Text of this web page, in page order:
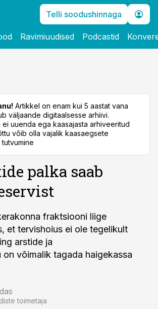
Telli soodushinnaga
Ravimiuudised Podcastid
Artikkel on enam kui 5 aastat vana
väljaande digitaalsesse arhiivi.
ei uuenda ega kaasajasta arhiveeritud
võib olla vajalik kaasaegsete
palka saab
fraktsiooni liige
et tervishoius ei ole tegelikult
arstide ja
võimalik tagada haigekassa
toimetaja